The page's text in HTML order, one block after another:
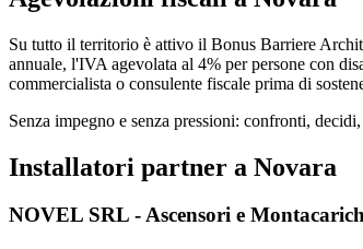
Su tutto il territorio è attivo il Bonus Barriere
annuale, l'IVA agevolata al 4% per persone con
commercialista o consulente fiscale prima di
Senza impegno e senza pressioni: confronti,
Installatori partner a Novara
NOVEL SRL - Ascensori e